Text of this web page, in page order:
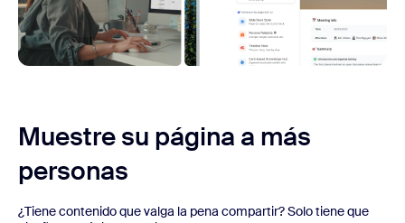
Muestre su página a más
personas
¿Tiene contenido que valga la pena compartir? Solo tiene que